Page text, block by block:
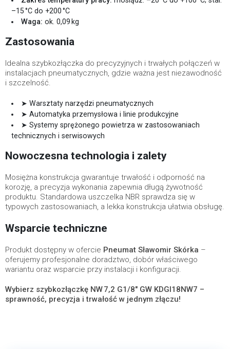
–15 °C do +200 °C
Waga: ok. 0,09 kg
Zastosowania
Idealna szybkozłączka do precyzyjnych i trwałych połączeń w
instalacjach pneumatycznych, gdzie ważna jest niezawodność
i szczelność.
➤ Warsztaty narzędzi pneumatycznych
➤ Automatyka przemysłowa i linie produkcyjne
➤ Systemy sprężonego powietrza w zastosowaniach
technicznych i serwisowych
Nowoczesna technologia i zalety
Mosiężna konstrukcja gwarantuje trwałość i odporność na
korozję, a precyzja wykonania zapewnia długą żywotność
produktu. Standardowa uszczelka NBR sprawdza się w
typowych zastosowaniach, a lekka konstrukcja ułatwia obsługę.
Wsparcie techniczne
Produkt dostępny w ofercie Pneumat Sławomir Skórka –
oferujemy profesjonalne doradztwo, dobór właściwego
wariantu oraz wsparcie przy instalacji i konfiguracji.
Wybierz szybkozłączkę NW 7,2 G1/8" GW KDGI18NW7 –
sprawność, precyzja i trwałość w jednym złączu!